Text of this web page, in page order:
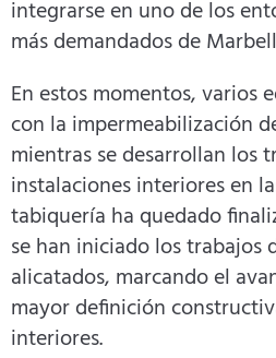
integrarse en uno de los
más demandados de
En estos momentos, varios
con la impermeabilización
mientras se desarrollan los
instalaciones interiores en
tabiquería ha quedado
se han iniciado los trabajos
alicatados, marcando el
mayor definición
interiores.